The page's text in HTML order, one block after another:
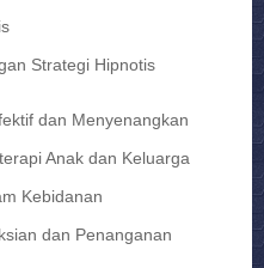
Strategi Hipnotis
dan Menyenangkan
Anak dan Keluarga
Kebidanan
dan Penanganan